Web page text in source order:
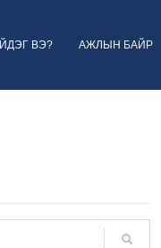
ВЭ? АЖЛЫН БАЙР